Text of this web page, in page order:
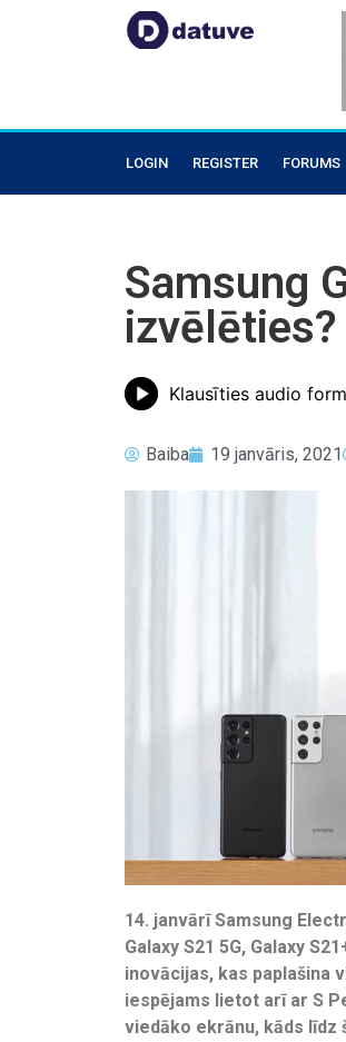
LOGIN REGISTER FORUMS
Samsung
izvēlēties?
Klausīties audio
Baiba 19 janvāris, 2021
14. janvārī Samsung
Galaxy S21 5G, Galaxy
inovācijas, kas paplašina
iespējams lietot arī ar S
viedāko ekrānu, kāds līdz